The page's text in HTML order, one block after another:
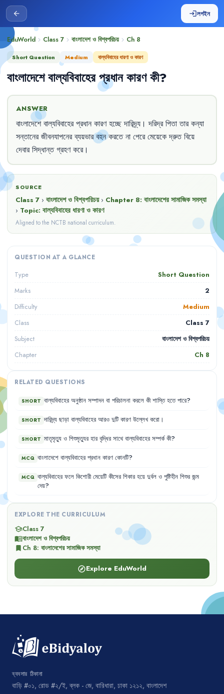
arrow_back loginলগইন
EduWorld chevron_right Class 7 chevron_right বাংলাদেশ ও বিশ্বপরিচয় chevron_right Ch 8
Short Question Medium বাল্যবিবাহের ধারণা ও কারণ
বাংলাদেশে বাল্যবিবাহের প্রধান কারণ কী?
ANSWER
বাংলাদেশে বাল্যবিবাহের প্রধান কারণ হচ্ছে দারিদ্র্য। দরিদ্র পিতা তার কন্যা
সন্তানের জীবনযাপনের ব্যয়ভার বহন করতে না পেরে মেয়েকে দ্রুত বিয়ে
দেবার সিদ্ধান্ত গ্রহণ করে।
SOURCE
Class 7 › বাংলাদেশ ও বিশ্বপরিচয় › Chapter 8: বাংলাদেশের সামাজিক সমস্যা
› Topic: বাল্যবিবাহের ধারণা ও কারণ
Aligned to the NCTB national curriculum.
QUESTION AT A GLANCE
Type Short Question
Marks 2
Difficulty Medium
Class Class 7
Subject বাংলাদেশ ও বিশ্বপরিচয়
Chapter Ch 8
RELATED QUESTIONS
SHORT বাল্যবিবাহের অনুষ্ঠান সম্পাদন বা পরিচালনা করলে কী শাস্তি হতে পারে?
SHORT দারিদ্র্য ছাড়া বাল্যবিবাহের আরও দুটি কারণ উল্লেখ করো ।
SHORT মাতৃমৃত্যু ও শিশুমৃত্যুর হার বৃদ্ধির সাথে বাল্যবিবাহের সম্পর্ক কী?
MCQ বাংলাদেশে বাল্যবিবাহের প্রধান কারণ কোনটি?
MCQ বাল্যবিবাহের ফলে কিশোরী মেয়েটি কীসের শিকার হয়ে দুর্বল ও পুষ্টিহীন শিশুর জন্ম
দেয়?
EXPLORE THE CURRICULUM
schoolClass 7
menu_bookবাংলাদেশ ও বিশ্বপরিচয়
bookmark Ch 8: বাংলাদেশের সামাজিক সমস্যা
exploreExplore EduWorld
ব্যবসার ঠিকানা
বাড়ি #০১, রোড #২/ই, ব্লক - জে, বারিধারা, ঢাকা ১২১২, বাংলাদেশ